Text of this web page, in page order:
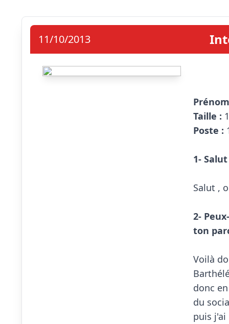
11/10/2013
Taille :
Poste :
1-
Salut ,
2-
ton
Voilà
donc
du
puis